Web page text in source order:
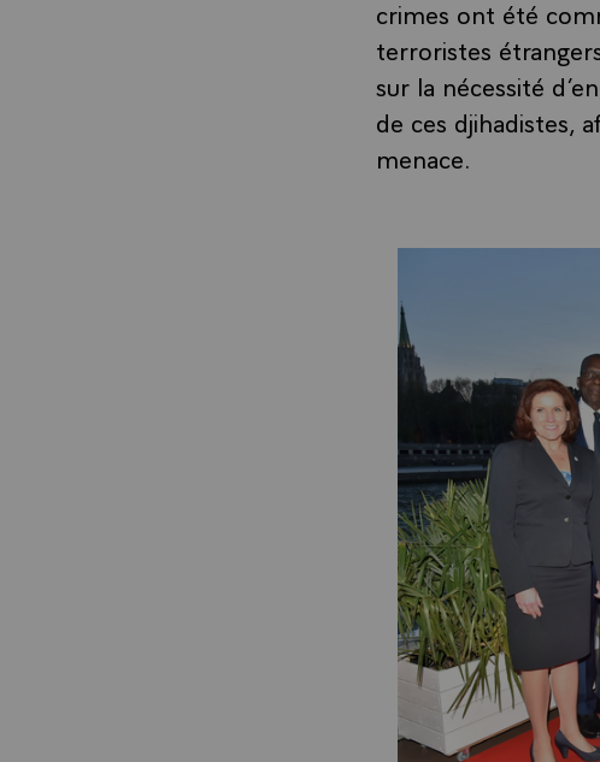
crimes ont été
terroristes
sur la nécessité
de ces djihadistes,
menace.